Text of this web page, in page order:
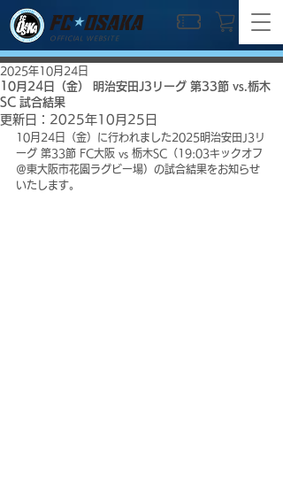
OFFICIAL WEBSITE
10月24日（金） 明治安田J3リーグ 第33節 vs.栃木
SC 試合結果
2025年10月24日
更新日： 2025年10月25日
10月24日（金）に行われました2025明治安田J3リ
ーグ 第33節 FC大阪 vs 栃木SC（19:03キックオフ
＠東大阪市花園ラグビー場）の試合結果をお知らせ
いたします。